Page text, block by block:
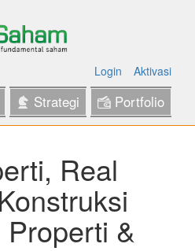
Login Aktivasi
Strategi Portfolio
Real
&